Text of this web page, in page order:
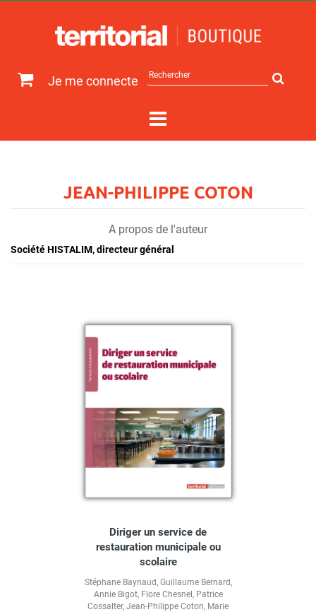
Je me connecte
sur
JEAN-PHILIPPE COTON
A propos de l'auteur
Société HISTALIM, directeur général
Diriger un service de
restauration municipale ou
scolaire
Stéphane Baynaud, Guillaume Bernard,
Annie Bigot, Flore Chesnel, Patrice
Cossalter, Jean-Philippe Coton, Marie